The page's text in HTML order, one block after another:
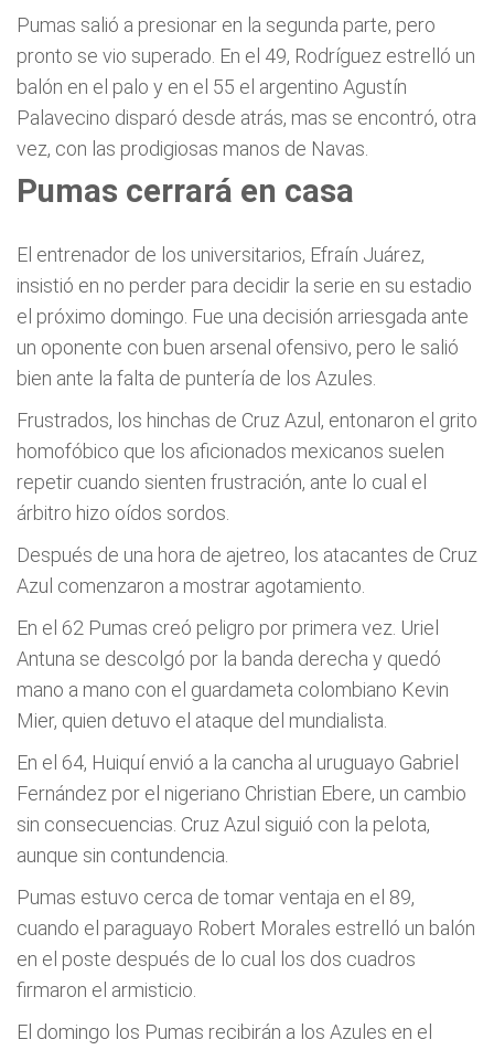
Pumas salió a presionar en la segunda parte, pero
pronto se vio superado. En el 49, Rodríguez estrelló un
balón en el palo y en el 55 el argentino Agustín
Palavecino disparó desde atrás, mas se encontró, otra
vez, con las prodigiosas manos de Navas.
Pumas cerrará en casa
El entrenador de los universitarios, Efraín Juárez,
insistió en no perder para decidir la serie en su estadio
el próximo domingo. Fue una decisión arriesgada ante
un oponente con buen arsenal ofensivo, pero le salió
bien ante la falta de puntería de los Azules.
Frustrados, los hinchas de Cruz Azul, entonaron el grito
homofóbico que los aficionados mexicanos suelen
repetir cuando sienten frustración, ante lo cual el
árbitro hizo oídos sordos.
Después de una hora de ajetreo, los atacantes de Cruz
Azul comenzaron a mostrar agotamiento.
En el 62 Pumas creó peligro por primera vez. Uriel
Antuna se descolgó por la banda derecha y quedó
mano a mano con el guardameta colombiano Kevin
Mier, quien detuvo el ataque del mundialista.
En el 64, Huiquí envió a la cancha al uruguayo Gabriel
Fernández por el nigeriano Christian Ebere, un cambio
sin consecuencias. Cruz Azul siguió con la pelota,
aunque sin contundencia.
Pumas estuvo cerca de tomar ventaja en el 89,
cuando el paraguayo Robert Morales estrelló un balón
en el poste después de lo cual los dos cuadros
firmaron el armisticio.
El domingo los Pumas recibirán a los Azules en el